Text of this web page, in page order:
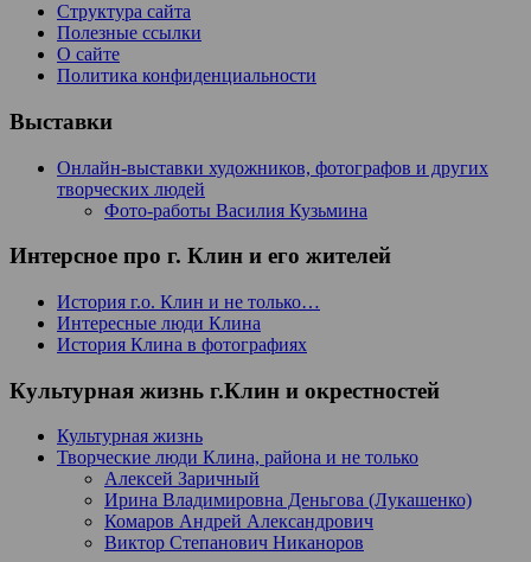
Структура сайта
Полезные ссылки
О сайте
Политика конфиденциальности
Выставки
Онлайн-выставки художников, фотографов и других
творческих людей
Фото-работы Василия Кузьмина
Интерсное про г. Клин и его жителей
История г.о. Клин и не только…
Интересные люди Клина
История Клина в фотографиях
Культурная жизнь г.Клин и окрестностей
Культурная жизнь
Творческие люди Клина, района и не только
Алексей Заричный
Ирина Владимировна Деньгова (Лукашенко)
Комаров Андрей Александрович
Виктор Степанович Никаноров